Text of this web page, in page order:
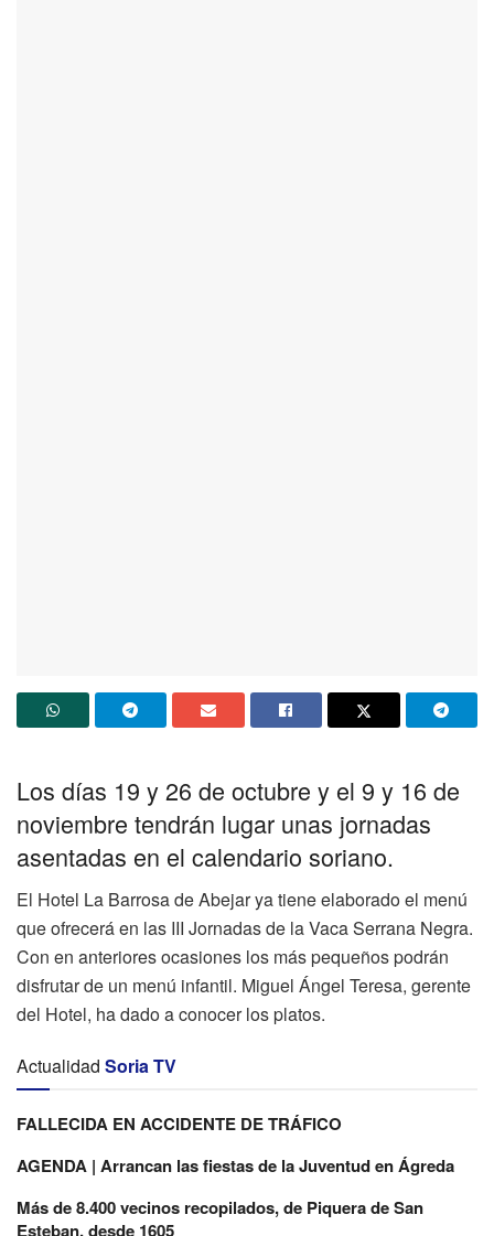
Los días 19 y 26 de octubre y el 9 y 16 de
noviembre tendrán lugar unas jornadas
asentadas en el calendario soriano.
El Hotel La Barrosa de Abejar ya tiene elaborado el menú
que ofrecerá en las III Jornadas de la Vaca Serrana Negra.
Con en anteriores ocasiones los más pequeños podrán
disfrutar de un menú infantil. Miguel Ángel Teresa, gerente
del Hotel, ha dado a conocer los platos.
Actualidad Soria TV
FALLECIDA EN ACCIDENTE DE TRÁFICO
AGENDA | Arrancan las fiestas de la Juventud en Ágreda
Más de 8.400 vecinos recopilados, de Piquera de San
Esteban, desde 1605